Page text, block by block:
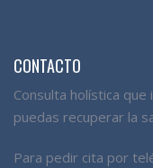
CONTACTO
Consulta holística
puedas recuperar la
Para pedir cita por